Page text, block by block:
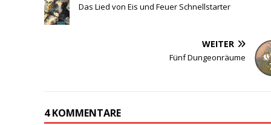
Das Lied von Eis und Feuer Schnellstarter
WEITER
Fünf Dungeonräume
4 KOMMENTARE